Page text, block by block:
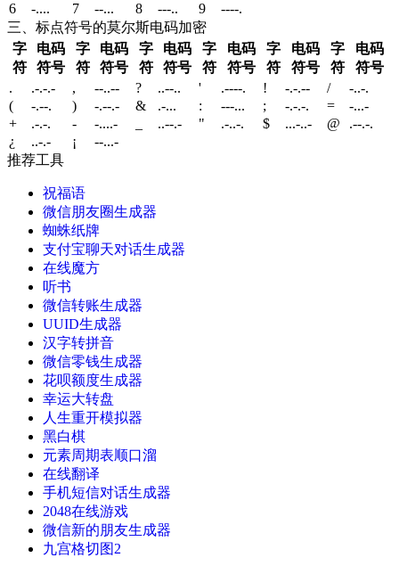
6
-.... 7 --... 8 ---.. 9
----.
三、标点符号的莫尔斯电码加密
字
符
电码
符号
字
符
电码
符号
字
符
电码
符号
字
符
电码
符号
字
符
电码
符号
字
符
电码
符号
.
.-.-.- , --..-- ? ..--.. ' .----. ! -.-.-- /
-..-.
(
-.--. ) -.--.- & .-... : ---... ; -.-.-. =
-...-
+
.-.-. - -....- ..--.- " .-..-. $ ...-..- @
.--.-.
¿
..-.- ¡
--...-
推荐工具
祝福语
微信朋友圈生成器
蜘蛛纸牌
支付宝聊天对话生成器
在线魔方
听书
微信转账生成器
UUID生成器
汉字转拼音
微信零钱生成器
花呗额度生成器
幸运大转盘
人生重开模拟器
黑白棋
元素周期表顺口溜
在线翻译
手机短信对话生成器
2048在线游戏
微信新的朋友生成器
九宫格切图2